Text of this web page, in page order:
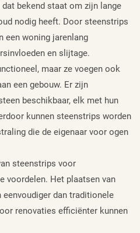
bekend staat om zijn lange
nodig heeft. Door steenstrips
een woning jarenlang
en slijtage.
maar ze voegen ook
een gebouw. Er zijn
beschikbaar, elk met hun
kunnen steenstrips worden
die de eigenaar voor ogen
steenstrips voor
voordelen. Het plaatsen van
dan traditionele
renovaties efficiënter kunnen